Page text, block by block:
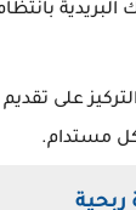
البريدية
على
مستدام.
ربحية